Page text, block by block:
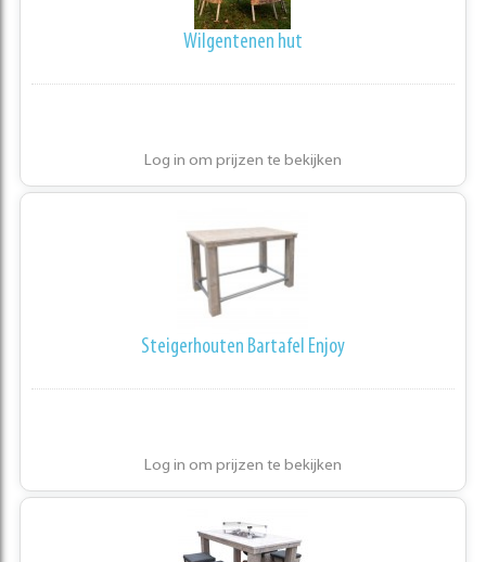
Wilgentenen hut
Log in om prijzen te bekijken
Steigerhouten Bartafel Enjoy
Log in om prijzen te bekijken